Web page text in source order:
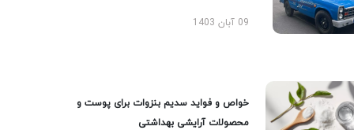
09 آبان 1403
خواص و فواید سدیم بنزوات برای پوست و
محصولات آرایشی بهداشتی